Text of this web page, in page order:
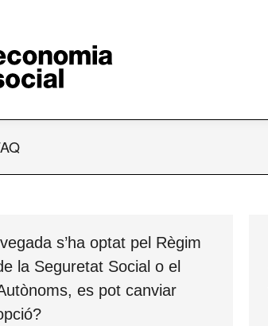
s’ha optat pel Règim
la Seguretat Social o el
es pot canviar